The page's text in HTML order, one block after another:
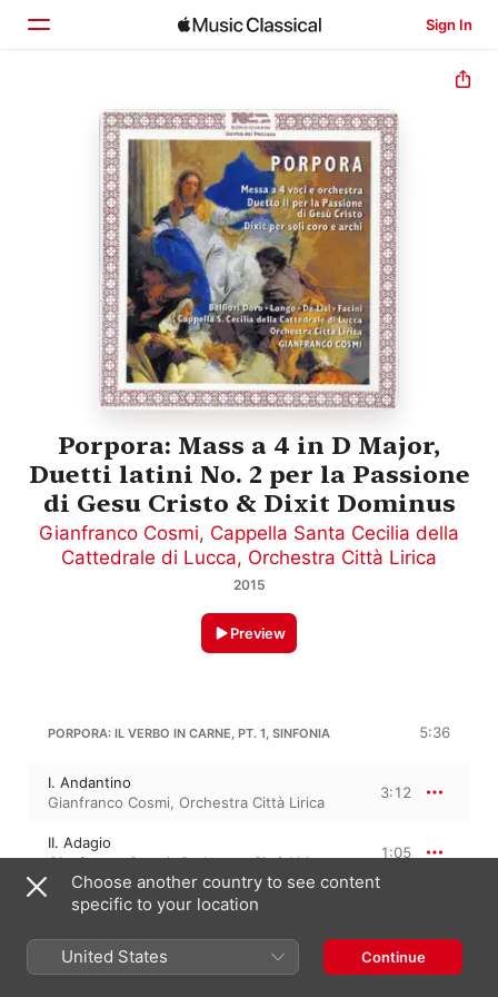
Sign In
Home
Browse
Search
Porpora: Mass a 4 in D Major,
Duetti latini No. 2 per la Passione
di Gesu Cristo & Dixit Dominus
Gianfranco Cosmi, Cappella Santa Cecilia della
Cattedrale di Lucca, Orchestra Città Lirica
2015
Preview
PORPORA: IL VERBO IN CARNE, PT. 1, SINFONIA 5:36
I. Andantino
Gianfranco Cosmi, Orchestra Città Lirica
3:12
II. Adagio
Gianfranco Cosmi,Orchestra Città Lirica
1:05
III. Presto
Choose another country to see content
specific to your location
United States Continue